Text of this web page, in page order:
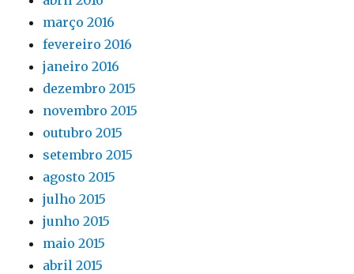
março 2016
fevereiro 2016
janeiro 2016
dezembro 2015
novembro 2015
outubro 2015
setembro 2015
agosto 2015
julho 2015
junho 2015
maio 2015
abril 2015